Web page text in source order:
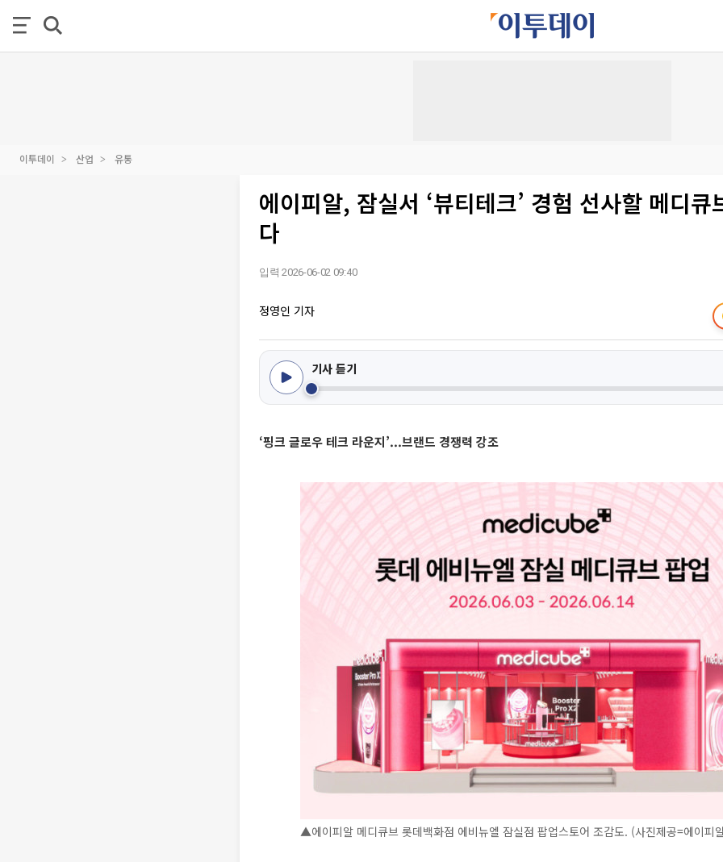
이투데이 산업 유통
에이피알, 잠실서 ‘뷰티테크’ 경험 선사할 메디큐
다
입력 2026-06-02 09:40
정영인 기자
기사 듣기
‘핑크 글로우 테크 라운지’...브랜드 경쟁력 강조
▲에이피알 메디큐브 롯데백화점 에비뉴엘 잠실점 팝업스토어 조감도. (사진제공=에이피